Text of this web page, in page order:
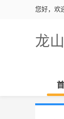
您好，欢
龙